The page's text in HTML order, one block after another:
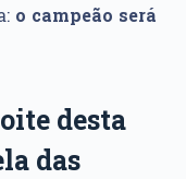
o campeão será
desta
das